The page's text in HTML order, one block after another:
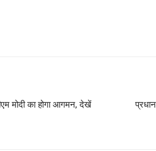
मोदी का होगा आगमन, देखें